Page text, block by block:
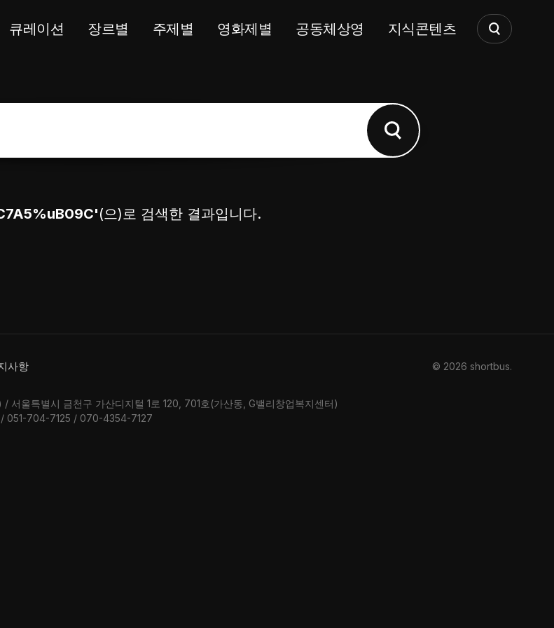
큐레이션 장르별 주제별 영화제별 공동체상영 지식콘텐츠
(으)로 검색한 결과입니다.
사항
울특별시 금천구 가산디지털 1로 120, 701호(가산동, G밸리창업복지센터)
051-704-7125 / 070-4354-7127
© 2026 shortbus.